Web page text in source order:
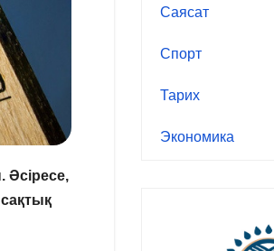
Әсіресе,
Саясат
Спорт
Тарих
Экономика